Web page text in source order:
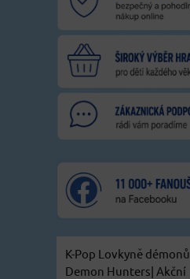
K-Pop Lovkyně démonů
Demon Hunters| Akční